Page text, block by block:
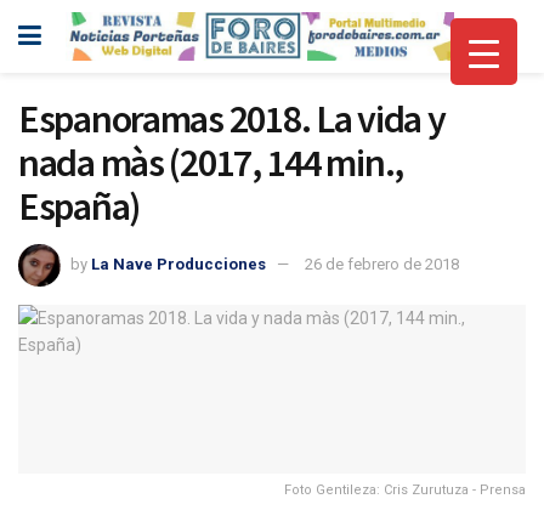
Espanoramas 2018. La vida y
nada màs (2017, 144 min.,
España)
by La Nave Producciones 26 de febrero de 2018
Foto Gentileza: Cris Zurutuza - Prensa